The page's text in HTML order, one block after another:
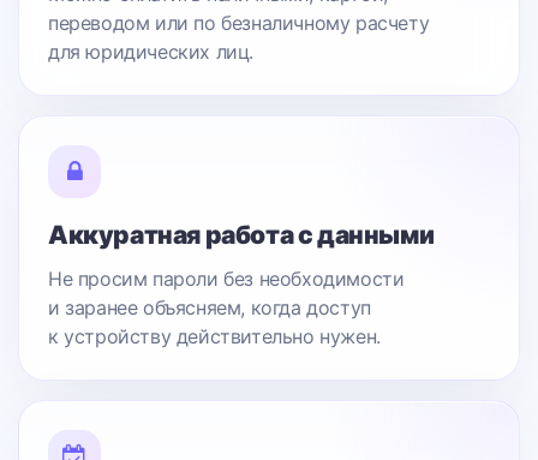
переводом или по безналичному расчету
для юридических лиц.
Аккуратная работа с данными
Не просим пароли без необходимости
и заранее объясняем, когда доступ
к устройству действительно нужен.